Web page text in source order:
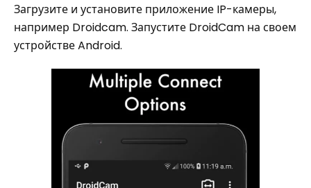
Загрузите и установите приложение IP-камеры,
например Droidcam. Запустите DroidCam на своем
устройстве Android.